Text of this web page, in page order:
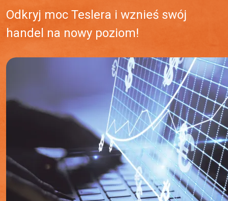
Odkryj moc Teslera i wznieś swój
handel na nowy poziom!